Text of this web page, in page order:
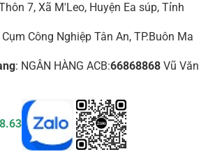
7, Xã M'Leo, Huyện Ea súp, Tỉnh
Cụm Công Nghiệp Tân An, TP.Buôn Ma
: NGÂN HÀNG ACB:66868868Vũ Văn